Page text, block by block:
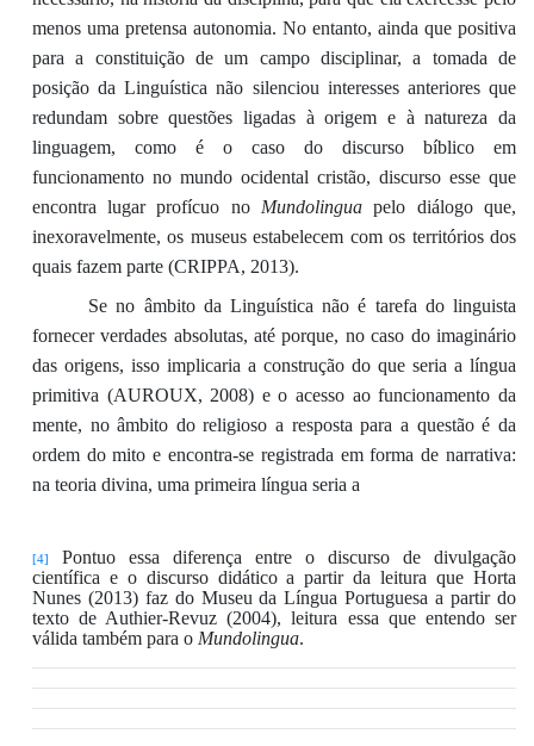
menos uma pretensa autonomia. No entanto, ainda que positiva
para a constituição de um campo disciplinar,a
tomada de
posiçãoda Linguísticanão silenciou interessesanterioresque
redundam sobre questões ligadas à origem e à natureza da
linguagem, como é o caso do discursobíblicoem
funcionamento no mundo ocidental cristão, discurso esse que
encontra lugar profícuo no Mundolingua pelo diálogo que,
inexoravelmente, os museus estabelecem com os territórios dos
quais fazem parte (CRIPPA, 2013).
Se no âmbito da Linguísticanão é tarefa do linguista
fornecer verdades absolutas,atéporque, no caso do imaginário
dasorigens, isso implicaria a construção do que seria a língua
primitiva (AUROUX, 2008) e o acesso ao funcionamento da
mente, no âmbito do religioso a resposta para a questãoéda
ordem do mito e encontra-se registrada em forma de narrativa:
na teoria divina, uma primeira língua seria a
[4]
Pontuo essa diferença entre o discurso de divulgação
científica e o discurso didático a partir da leitura que Horta
Nunes (2013) faz do Museu da Língua Portuguesa a partir do
texto de Authier-Revuz (2004), leitura essa que entendo ser
válida também para o Mundolingua.